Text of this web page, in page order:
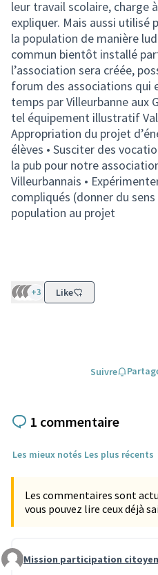
leur travail scolaire, charge
expliquer. Mais aussi utilisé
la population de manière
commun bientôt installé
l’association sera créée,
forum des associations qui
temps par Villeurbanne aux
tel équipement illustratif
Appropriation du projet
élèves • Susciter des
la pub pour notre
Villeurbannais •
compliqués (donner du
population au projet
+3 Like
Suivre
1 commentaire
Les mieux notés Les plus récents
Les commentaires sont
vous pouvez lire ceux déjà
Commentaire 1898
Mission participation